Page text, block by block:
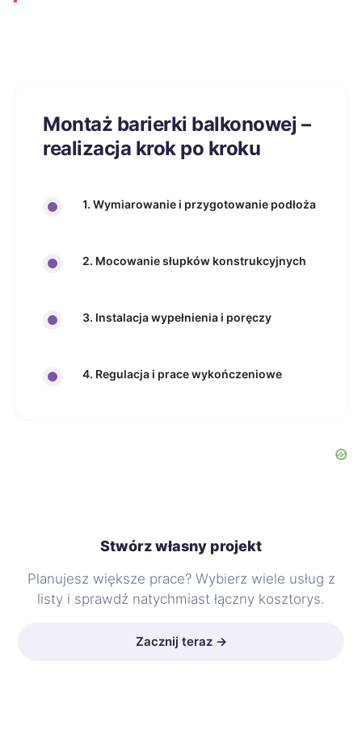
Montaż barierki balkonowej –
realizacja krok po kroku
1. Wymiarowanie i przygotowanie podłoża
2. Mocowanie słupków konstrukcyjnych
3. Instalacja wypełnienia i poręczy
4. Regulacja i prace wykończeniowe
Stwórz własny projekt
Planujesz większe prace? Wybierz wiele usług z
listy i sprawdź natychmiast łączny kosztorys.
Zacznij teraz →